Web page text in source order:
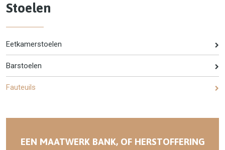
Stoelen
Eetkamerstoelen
Barstoelen
Fauteuils
EEN MAATWERK BANK, OF HERSTOFFERING